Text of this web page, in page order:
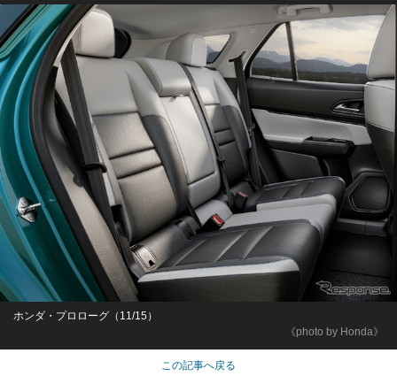
《photo by Honda》
ホンダ・プロローグ（11/15）
この記事へ戻る